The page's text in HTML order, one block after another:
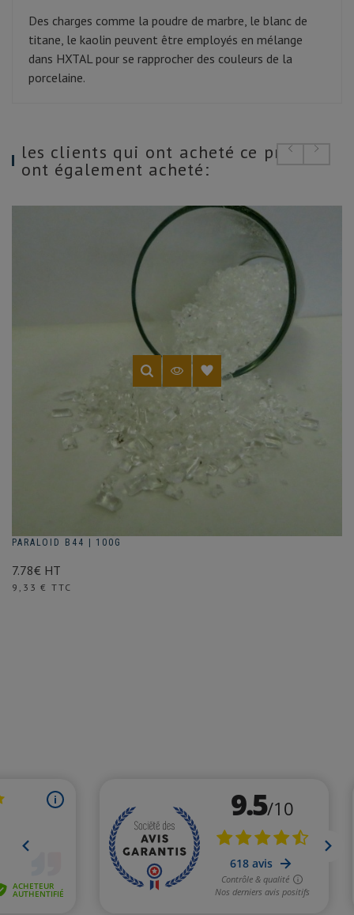
Des charges comme la poudre de marbre, le blanc de
titane, le kaolin peuvent être employés en mélange
dans HXTAL pour se rapprocher des couleurs de la
porcelaine.
les clients qui ont acheté ce produit
ont également acheté:
PARALOID B44 | 100G
7.78€ HT
Prix
9,33 € TTC